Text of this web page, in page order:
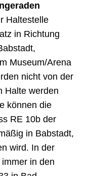
Haltestelle
in Richtung
Museum/Arena
nicht von der
Halte werden
können die
RE 10b der
in Babstadt,
wird. In der
in den